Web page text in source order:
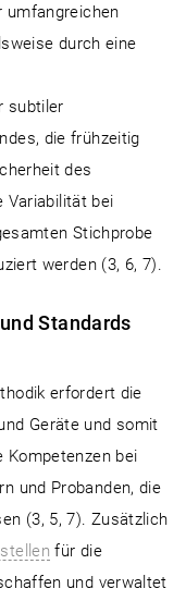
umfangreichen
durch eine
subtiler
die frühzeitig
des
Variabilität bei
Stichprobe
werden (3, 6, 7).
Standards
erfordert die
Geräte und somit
Kompetenzen bei
und Probanden, die
(3, 5, 7). Zusätzlich
für die
und verwaltet